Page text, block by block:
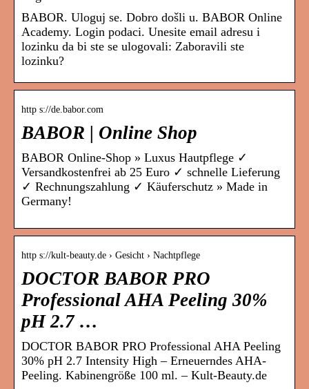
BABOR. Uloguj se. Dobro došli u. BABOR Online
Academy. Login podaci. Unesite email adresu i
lozinku da bi ste se ulogovali: Zaboravili ste
lozinku?
http s://de.babor.com
BABOR | Online Shop
BABOR Online-Shop » Luxus Hautpflege ✓
Versandkostenfrei ab 25 Euro ✓ schnelle Lieferung
✓ Rechnungszahlung ✓ Käuferschutz » Made in
Germany!
http s://kult-beauty.de › Gesicht › Nachtpflege
DOCTOR BABOR PRO
Professional AHA Peeling 30%
pH 2.7 …
DOCTOR BABOR PRO Professional AHA Peeling
30% pH 2.7 Intensity High – Erneuerndes AHA-
Peeling. Kabinengröße 100 ml. – Kult-Beauty.de